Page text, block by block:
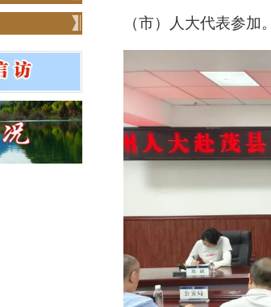
（市）人大代表参加。